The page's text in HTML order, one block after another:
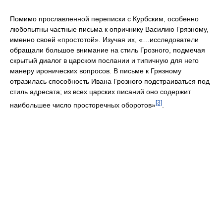
Помимо прославленной переписки с Курбским, особенно
любопытны частные письма к опричнику Василию Грязному,
именно своей «простотой». Изучая их, «…исследователи
обращали большое внимание на стиль Грозного, подмечая
скрытый диалог в царском послании и типичную для него
манеру иронических вопросов. В письме к Грязному
отразилась способность Ивана Грозного подстраиваться под
стиль адресата; из всех царских писаний оно содержит
наибольшее число просторечных оборотов»[3]